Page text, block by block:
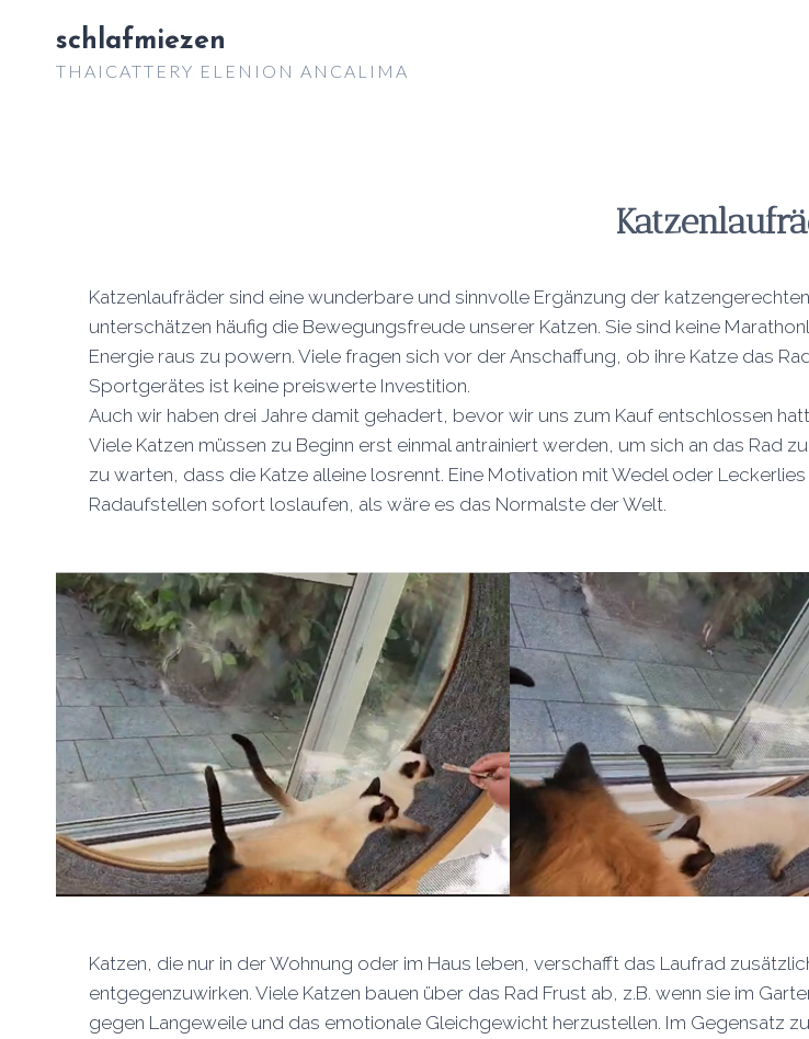
springen
schlafmiezen
THAICATTERY ELENION ANCALIMA
K
Katzenlaufräder sind eine wunderbare und sinnvolle Ergänzung der
unterschätzen häufig die Bewegungsfreude unserer Katzen. Sie sind keine
Energie raus zu powern. Viele fragen sich vor der Anschaffung, ob ihre Katze das
Sportgerätes ist keine preiswerte Investition.
Auch wir haben drei Jahre damit gehadert, bevor wir uns zum Kauf entschlossen
Viele Katzen müssen zu Beginn erst einmal antrainiert werden, um sich an das Rad
zu warten, dass die Katze alleine losrennt. Eine Motivation mit Wedel oder
Radaufstellen sofort loslaufen, als wäre es das Normalste der Welt.
Katzen, die nur in der Wohnung oder im Haus leben, verschafft das Laufrad
entgegenzuwirken. Viele Katzen bauen über das Rad Frust ab, z.B. wenn sie im
gegen Langeweile und das emotionale Gleichgewicht herzustellen. Im Gegensatz